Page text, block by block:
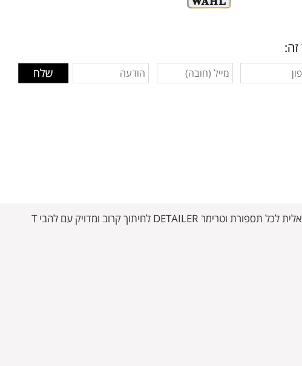
סט במהדורה מוגבלת שכולל את שתי מכונות הדגם של WAHL. מכונת תספורת MAGIC CLIP פרימיום עם להבי טיטניום שאידיאלית לכל תספורת וטרימר DETAILER לחיתוך קרוב ומדויק עם להבי T